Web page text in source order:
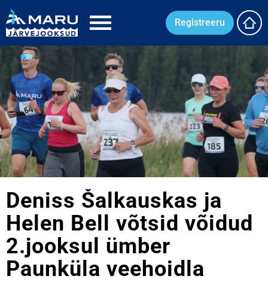
Registreeru
Deniss Šalkauskas ja
Helen Bell võtsid võidud
2.jooksul ümber
Paunküla veehoidla